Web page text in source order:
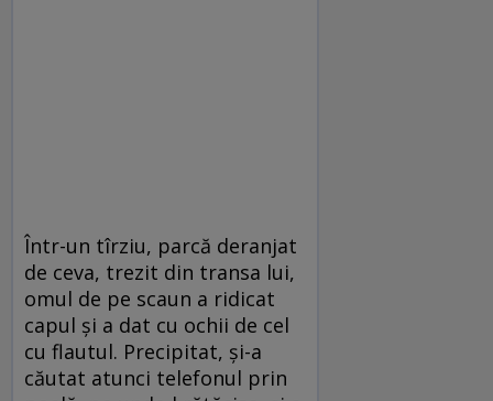
Într-un tîrziu, parcă deranjat
de ceva, trezit din transa lui,
omul de pe scaun a ridicat
capul și a dat cu ochii de cel
cu flautul. Precipitat, și-a
căutat atunci telefonul prin